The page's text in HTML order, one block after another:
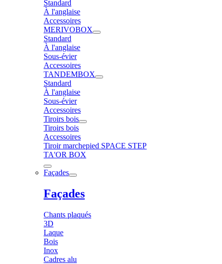
Standard
À l'anglaise
Accessoires
MERIVOBOX
Standard
À l'anglaise
Sous-évier
Accessoires
TANDEMBOX
Standard
À l'anglaise
Sous-évier
Accessoires
Tiroirs bois
Tiroirs bois
Accessoires
Tiroir marchepied SPACE STEP
TA'OR BOX
Façades
Façades
Chants plaqués
3D
Laque
Bois
Inox
Cadres alu